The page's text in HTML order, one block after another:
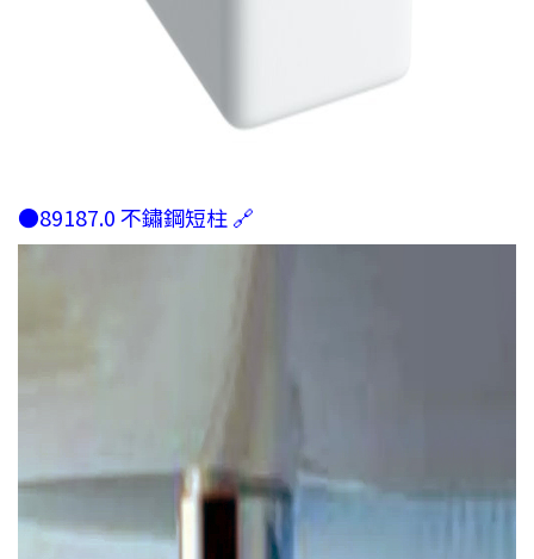
●89187.0 不鏽鋼短柱 🔗